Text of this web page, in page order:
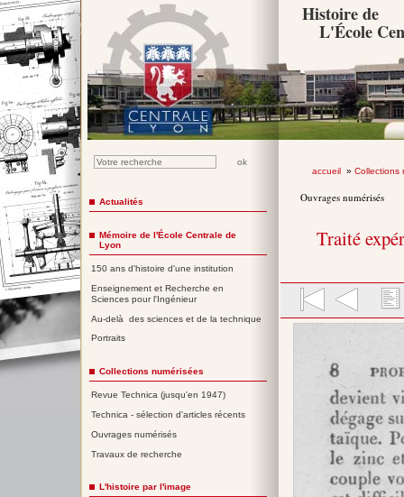
Histoire de
L'École
accueil» Collections
Ouvrages numérisés
Traité
Actualités
Mémoire de l'École Centrale de
Lyon
150 ans d'histoire d'une institution
Enseignement et Recherche en
Sciences pour l'Ingénieur
Au-delà des sciences et de la technique
Portraits
Collections numérisées
Revue Technica (jusqu'en 1947)
Technica - sélection d'articles récents
Ouvrages numérisés
Travaux de recherche
L'histoire par l'image